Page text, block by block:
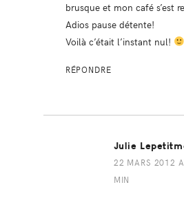
brusque et mon café s’est
Adios pause détente!
Voilà c’était l’instant nul!
RÉPONDRE
Julie
22 MARS 2012
MIN